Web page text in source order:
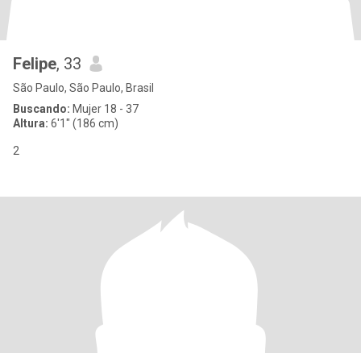
Felipe, 33
São Paulo, São Paulo, Brasil
Buscando: Mujer 18 - 37
Altura: 6'1" (186 cm)
2